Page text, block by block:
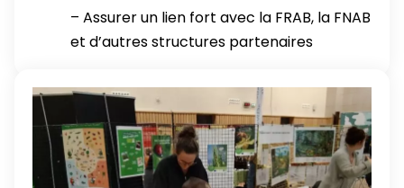
– Assurer un lien fort avec la FRAB, la FNAB
et d’autres structures partenaires